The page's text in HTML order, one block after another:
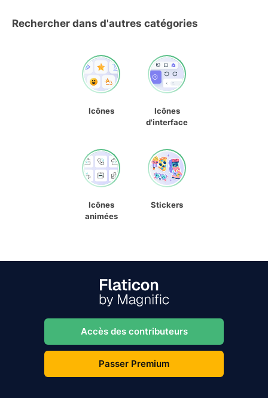
Rechercher dans d'autres catégories
Icônes
Icônes
d'interface
Icônes
animées
Stickers
Accès des contributeurs
Passer Premium